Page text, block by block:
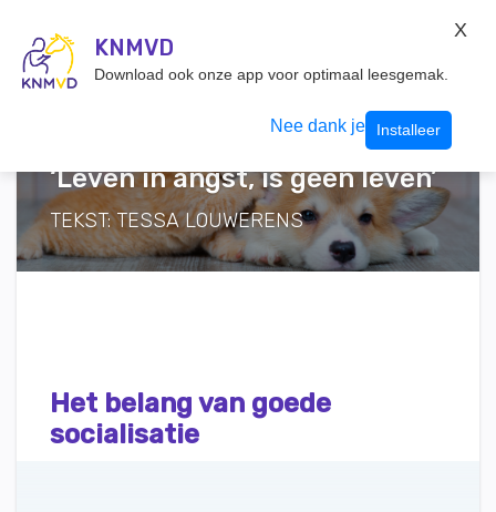
Inloggen
‘Leven in angst, is geen leven’
TEKST: TESSA LOUWERENS
Het belang van goede
socialisatie
KNMVD
Download ook onze app voor optimaal leesgemak.
Nee dank je Installeer
X